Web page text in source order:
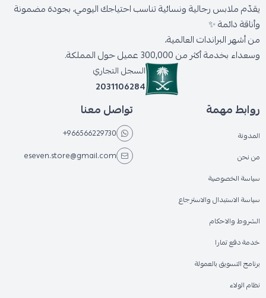
يقدّم ملابس رجالية ونسائية تناسب احتياجك اليومي، بجودة مضمونة
وأناقة دائمة ✨
من أشهر البراندات العالمية،
وسعداء بخدمة أكثر من 300,000 عميل حول المملكة.
السجل التجاري
2031106284
روابط مهمة
المدونة
من نحن
سياسة الخصوصية
سياسة الاستبدال والاسترجاع
الشروط والاحكام
خدمة دفع تمارا
برنامج التسويق بالعمولة
نظام الولاء
تواصل معنا
+966566229730
eseven.store@gmail.com